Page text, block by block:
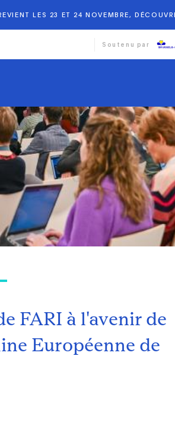
LES 23 ET 24 NOVEMBRE,
Soutenu par
FARI à l'avenir de
Européenne de